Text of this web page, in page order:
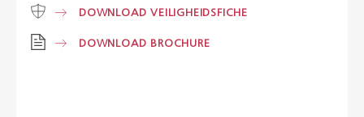
DOWNLOAD VEILIGHEIDSFICHE
DOWNLOAD BROCHURE
Brochures